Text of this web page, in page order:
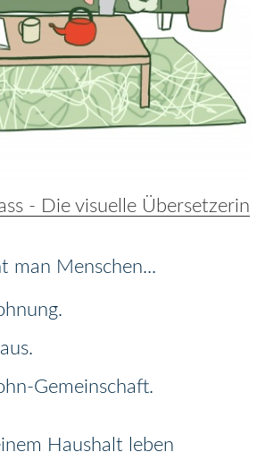
- Die visuelle Übersetzerin
man Menschen...
Gemeinschaft.
Haushalt leben